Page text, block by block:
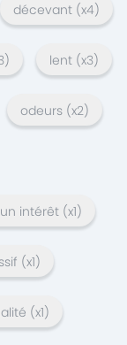
décevant (x4)
) lent (x3)
odeurs (x2)
intérêt (x1)
(x1)
(x1)